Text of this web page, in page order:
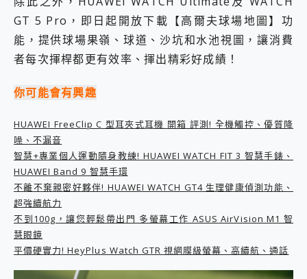
動靜皆宜「HUAWEI FreeArc」開放式耳掛耳機，無感配戴! 超穩超服貼，音質、通話也很優質
好玩好拍 vivo V50 ~ 口袋裡的 Zeiss 潮流攝影棚!
25種洗烘模式一機搞定! Roborock 衣莉莎白 H1 Neo分子篩洗脫烘 AI 滾筒洗衣機
給 MSI Claw 系列電競掌機 最完美的家 MSI Nest Docking Station 掌機專屬擴充底座 開箱 評測
3 個超值 MHN 飛人工具分享~~ iToolab AnyGo 魔物獵人 Now飛人 ios教學 不出門也可以到處走
小體積 40000mAh 超大容量 一次充5個設備 充好充滿 CUKTECH 酷態科 300W 微型充電站 開箱 評測
全新 SONY Xperia 1 VI 開箱! 相機實測! 長焦覆蓋更遠更清晰、2日長續航、頂尖影音娛樂效能~
vivo TWS 3e 真無線藍牙耳機智慧降噪升級、音質明亮溫潤，並支援雙設備連接~
人像旗艦 vivo V30 系列 開箱 評測! 首搭蔡司光學鏡頭、攝影棚級柔光環、拍攝功能最好玩的美拍神機 vivo V30 Pro
多個願望一次滿足 超強散熱 微星 MSI Claw A1M-026TW 電競掌機 開箱 評測
GT 5 Pro，即日起開放下載【高爾夫球場地圖】功
能，提供球場果嶺、球道、沙坑和水池視圖，讓消費
者每次揮桿都更有效率、揮出精彩好成績！
你可能會有興趣
HUAWEI FreeClip C 型耳夾式耳機 開箱 評測! 全機觸控、優質降
噪、不漏音
智慧+專業個人運動隨身教練! HUAWEI WATCH FIT 3 智慧手錶、
HUAWEI Band 9 智慧手環
不離不棄親密好夥伴! HUAWEI WATCH GT4 生理健康偵測功能、
超強續航力
不到100g，讓您輕鬆帶出門 多螢幕工作 ASUS AirVision M1 智
慧眼鏡
平價硬實力! HeyPlus Watch GTR 視網膜級螢幕、高續航、通話